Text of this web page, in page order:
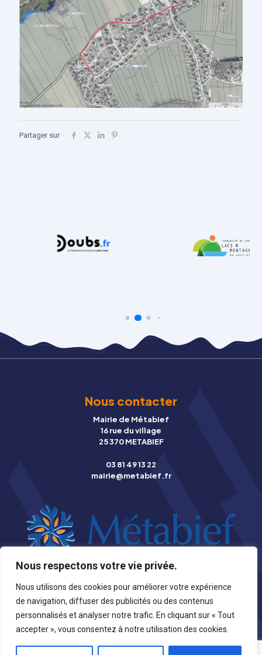
Nous respectons votre vie privée.
Nous utilisons des cookies pour améliorer votre expérience
de navigation, diffuser des publicités ou des contenus
personnalisés et analyser notre trafic. En cliquant sur « Tout
accepter », vous consentez à notre utilisation des cookies.
Partager sur
Nous contacter
Mairie de Métabief
16 rue du village
25 370 METABIEF
03 81 49 13 22
mairie@metabief.fr
© Copyright 2026 Mairie de Métabief |Mentions légales|
Photographies | Création Stynet